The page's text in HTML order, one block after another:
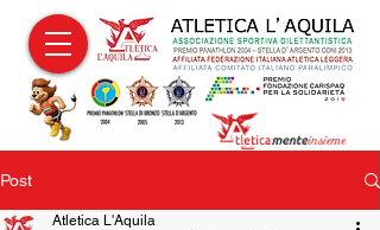
Post
Atletica L'Aquila